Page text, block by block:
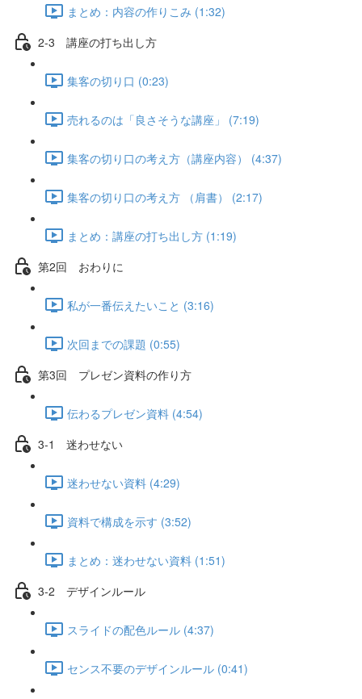
まとめ：内容の作りこみ (1:32)
2-3 講座の打ち出し方
集客の切り口 (0:23)
売れるのは「良さそうな講座」 (7:19)
集客の切り口の考え方（講座内容） (4:37)
集客の切り口の考え方 （肩書） (2:17)
まとめ：講座の打ち出し方 (1:19)
第2回 おわりに
私が一番伝えたいこと (3:16)
次回までの課題 (0:55)
第3回 プレゼン資料の作り方
伝わるプレゼン資料 (4:54)
3-1 迷わせない
迷わせない資料 (4:29)
資料で構成を示す (3:52)
まとめ：迷わせない資料 (1:51)
3-2 デザインルール
スライドの配色ルール (4:37)
センス不要のデザインルール (0:41)